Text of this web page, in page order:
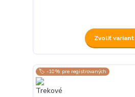
Zvoliť variant
🏷️ -10% pre registrovaných